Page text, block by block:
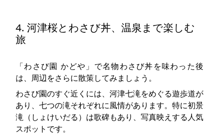
4. 河津桜とわさび丼、温泉まで楽しむ
旅
「わさび園 かどや」で名物わさび丼を味わった後
は、周辺をさらに散策してみましょう。
わさび園のすぐ近くには、河津七滝をめぐる遊歩道が
あり、七つの滝それぞれに風情があります。特に初景
滝（しょけいだる）は歌碑もあり、写真映えする人気
スポットです。